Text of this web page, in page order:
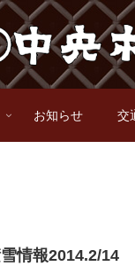
お知らせ 交
情報2014.2/14